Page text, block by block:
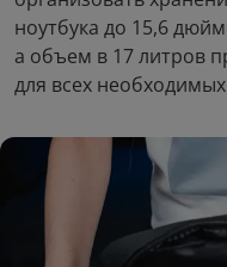
ноутбука до 15,6
а объем в 17 литров
для всех необходимых